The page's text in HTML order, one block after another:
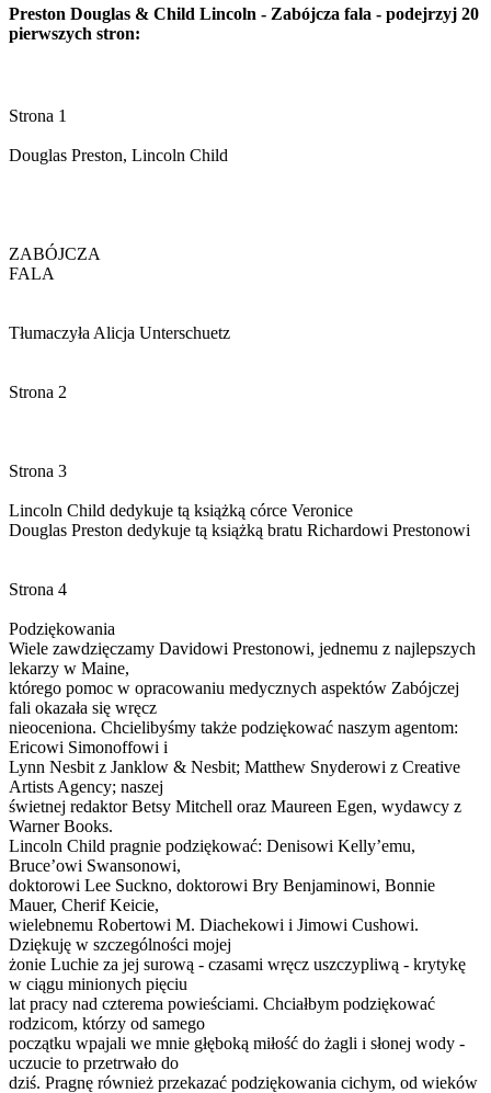
Preston Douglas & Child Lincoln - Zabójcza fala - podejrzyj 20
pierwszych stron: